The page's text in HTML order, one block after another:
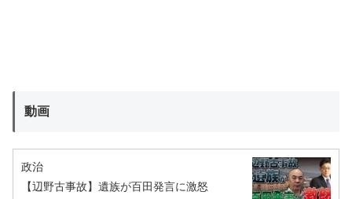
動画
政治
【辺野古事故】遺族が百田発言に激怒